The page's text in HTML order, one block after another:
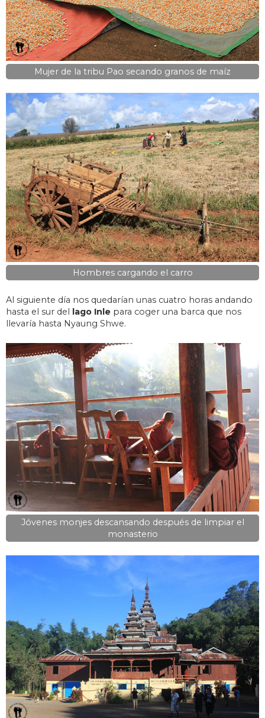
Mujer de la tribu Pao secando granos de maíz
Hombres cargando el carro
Al siguiente día nos quedarían unas cuatro horas andando
hasta el sur del lago Inle para coger una barca que nos
llevaría hasta Nyaung Shwe.
Jóvenes monjes descansando después de limpiar el
monasterio